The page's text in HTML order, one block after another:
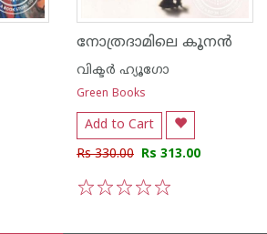
നോത്രദാമിലെ കൂന‌ന്‍
വിക്ടര്‍ ഹ്യൂഗോ
Green Books
Add to Cart
Rs 330.00 Rs 313.00